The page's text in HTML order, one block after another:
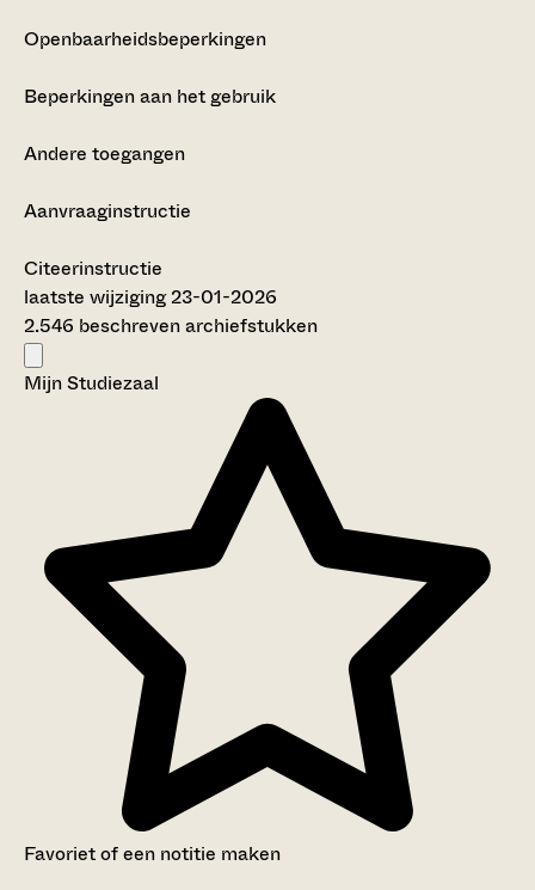
Openbaarheidsbeperkingen
Beperkingen aan het gebruik
Andere toegangen
Aanvraaginstructie
Citeerinstructie
laatste wijziging 23-01-2026
2.546 beschreven archiefstukken
Mijn Studiezaal
Favoriet of een notitie maken